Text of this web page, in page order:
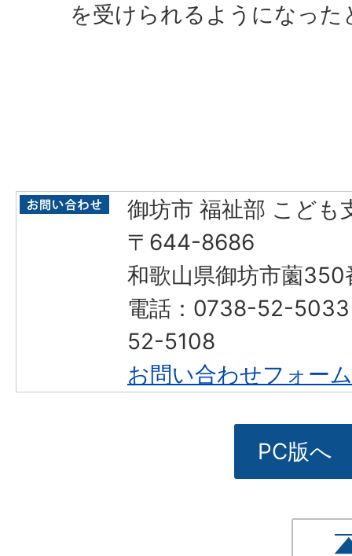
を受けられるようになった
御坊市 福祉部 こども
〒644-8686
和歌山県御坊市薗350
電話：0738-52-
52-5108
お問い合わせフォーム
PC版へ